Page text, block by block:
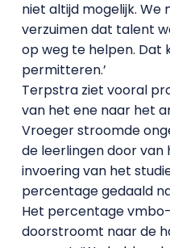
niet altijd mogelijk.
verzuimen dat talent
op weg te helpen. Dat
permitteren.’
Terpstra ziet vooral
van het ene naar het
Vroeger stroomde
de leerlingen door van
invoering van het
percentage gedaald
Het percentage
doorstroomt naar de